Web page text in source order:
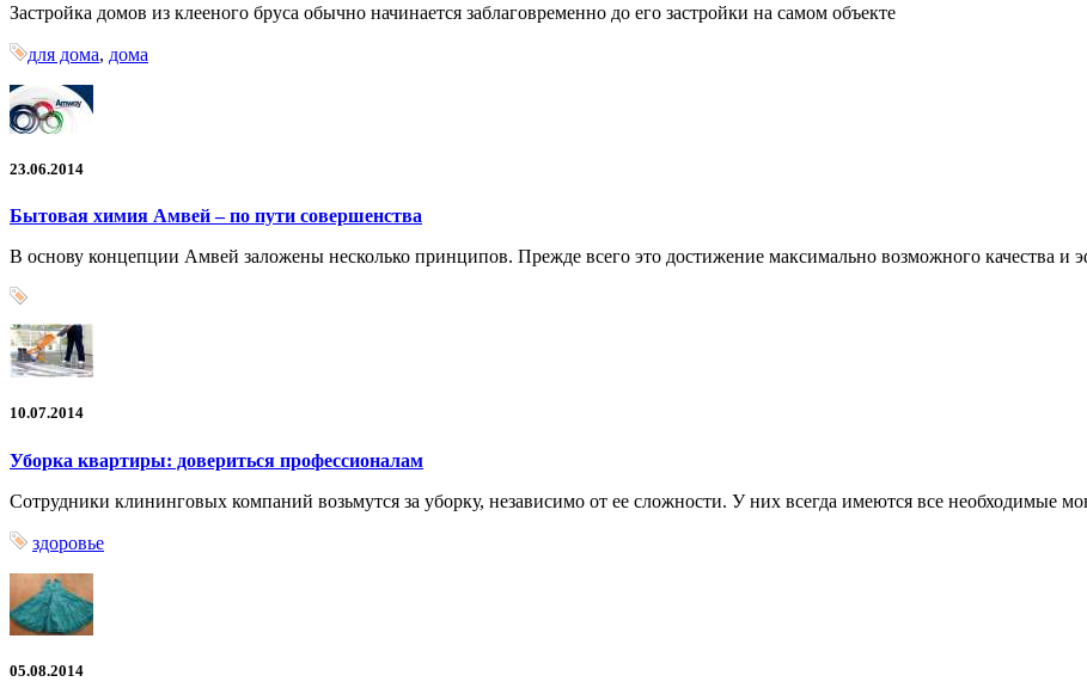
Застройка домов из клееного бруса обычно начинается заблаговременно до его застройки на самом объекте
для дома, дома
23.06.2014
Бытовая химия Амвей – по пути совершенства
В основу концепции Амвей заложены несколько принципов. Прежде всего это достижение максимально возможного качества и
10.07.2014
Уборка квартиры: довериться профессионалам
Сотрудники клининговых компаний возьмутся за уборку, независимо от ее сложности. У них всегда имеются все необходимые
здоровье
05.08.2014